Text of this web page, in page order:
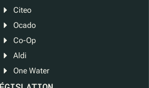
Citeo
Ocado
Co-Op
Aldi
One Water
6 mois pour les petites marques